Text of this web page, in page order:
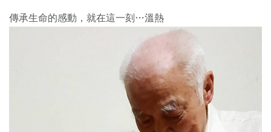
傳承生命的感動，就在這一刻…溫熱